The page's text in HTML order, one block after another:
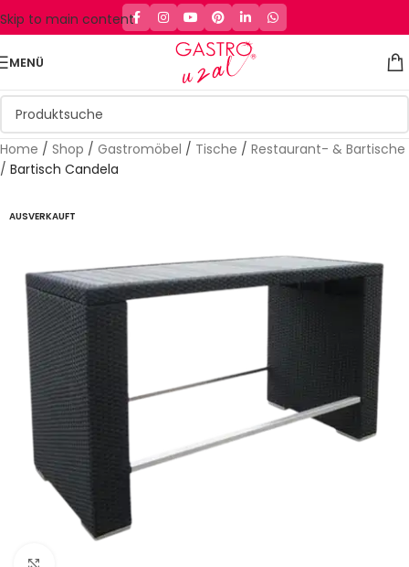
Skip to main content
MENÜ
Home / Shop / Gastromöbel / Tische / Restaurant- & Bartische
/ Bartisch Candela
AUSVERKAUFT